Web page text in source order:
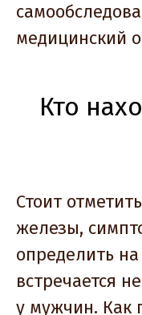
медицинский
Кто
Стоит
железы,
определить
встречается
у мужчин. Как